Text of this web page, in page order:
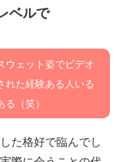
ベルで
ウェット姿でビデオ
れた経験ある人いる
る（笑）
た格好で臨んでし